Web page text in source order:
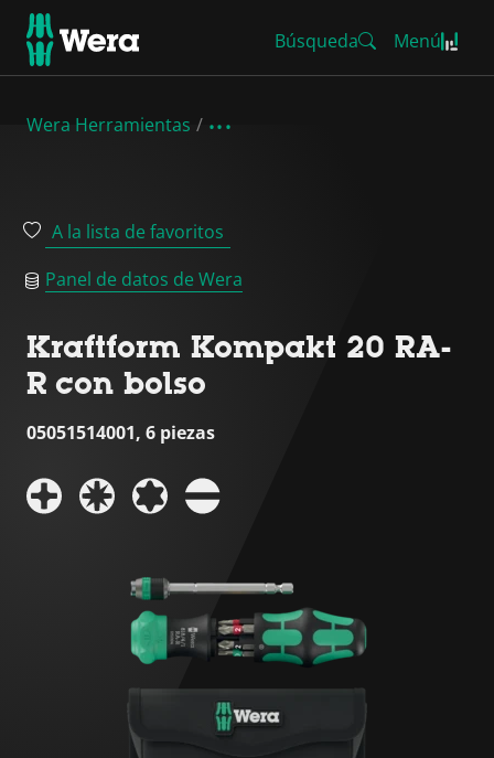
Búsqueda Menú
Wera Herramientas
A la lista de favoritos
Panel de datos de Wera
Kraftform Kompakt 20 RA-
R con bolso
05051514001, 6 piezas